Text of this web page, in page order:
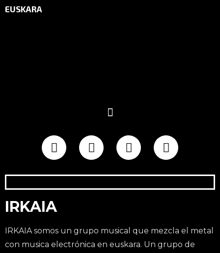
EUSKARA
IRKAIA
IRKAIA somos un grupo musical que mezcla el metal
con musica electrónica en euskara. Un grupo de